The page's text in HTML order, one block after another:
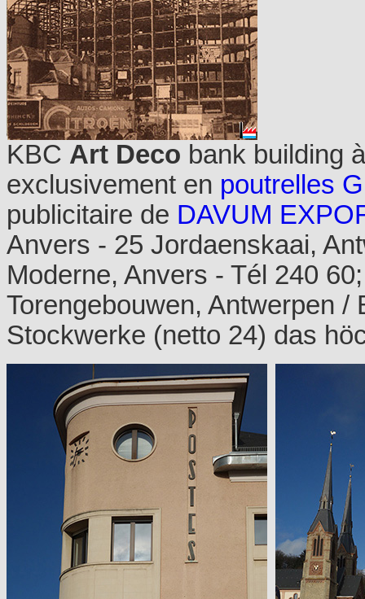
KBC Art Deco bank building
exclusivement en poutrelles
publicitaire de DAVUM
Anvers - 25 Jordaenskaai,
Moderne, Anvers - Tél 240
Torengebouwen, Antwerpen /
Stockwerke (netto 24) das